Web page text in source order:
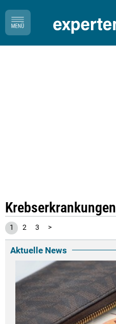
Krebserkrankungen
1 2 3 >
Aktuelle News